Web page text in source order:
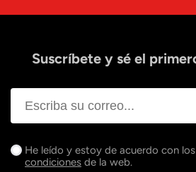
Suscríbete y sé el
He leído y estoy de acuerdo con los
condiciones de la web.